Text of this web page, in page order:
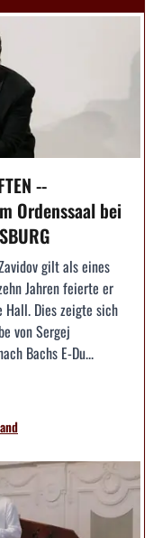
--
Ordenssaal bei
gilt als eines
Jahren feierte er
Hall. Dies zeigte sich
von Sergej
Bachs E-Du...